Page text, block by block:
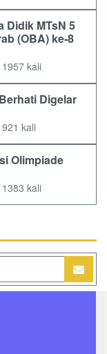
Didik MTsN 5
(OBA) ke-8
kali
Digelar
kali
Olimpiade
kali